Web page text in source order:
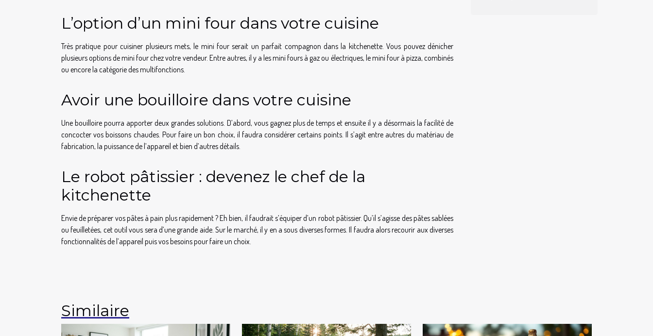
L’option d’un mini four dans votre cuisine
Très pratique pour cuisiner plusieurs mets, le mini four serait un parfait compagnon dans la kitchenette. Vous pouvez dénicher
plusieurs options de mini four chez votre vendeur. Entre autres, il y a les mini fours à gaz ou électriques, le mini four à pizza, combinés
ou encore la catégorie des multifonctions.
Avoir une bouilloire dans votre cuisine
Une bouilloire pourra apporter deux grandes solutions. D’abord, vous gagnez plus de temps et ensuite il y a désormais la facilité de
concocter vos boissons chaudes. Pour faire un bon choix, il faudra considérer certains points. Il s’agit entre autres du matériau de
fabrication, la puissance de l’appareil et bien d’autres détails.
Le robot pâtissier : devenez le chef de la
kitchenette
Envie de préparer vos pâtes à pain plus rapidement ? Eh bien, il faudrait s’équiper d’un robot pâtissier. Qu’il s’agisse des pâtes sablées
ou feuilletées, cet outil vous sera d’une grande aide. Sur le marché, il y en a sous diverses formes. Il faudra alors recourir aux diverses
fonctionnalités de l’appareil puis vos besoins pour faire un choix.
Similaire